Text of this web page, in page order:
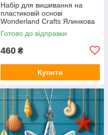
Набір для вишивання на
пластиковій основі
Wonderland Crafts Ялинкова
іграшка — Морські хвилі FLX-
151
Готово до відправки
460 ₴
Купити